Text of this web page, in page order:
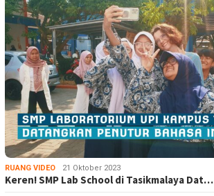
RUANG VIDEO 21 Oktober 2023
Keren! SMP Lab School di Tasikmalaya Dat…